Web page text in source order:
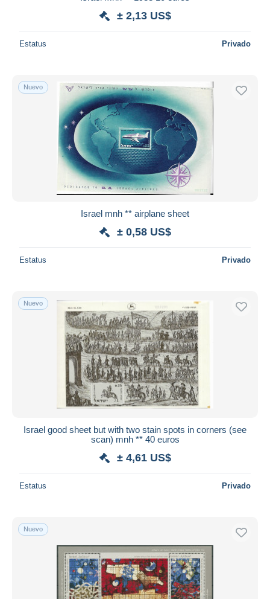
± 2,13 US$
Estatus Privado
Nuevo
Israel mnh ** airplane sheet
± 0,58 US$
Estatus Privado
Nuevo
Israel good sheet but with two stain spots in corners (see
scan) mnh ** 40 euros
± 4,61 US$
Estatus Privado
Nuevo